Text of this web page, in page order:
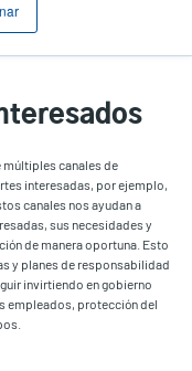
canales de
interesadas, por ejemplo,
canales nos ayudan a
sus necesidades y
de manera oportuna. Esto
y planes de responsabilidad
invirtiendo en gobierno
empleados, protección del